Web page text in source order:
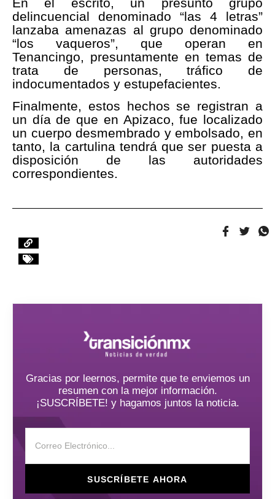
delincuencial denominado “las 4 letras”
lanzaba amenazas al grupo denominado
“los vaqueros”, que operan en
Tenancingo, presuntamente en temas de
trata de personas, tráfico de
indocumentados y estupefacientes.
Finalmente, estos hechos se registran a
un día de que en Apizaco, fue localizado
un cuerpo desmembrado y embolsado, en
tanto, la cartulina tendrá que ser puesta a
disposición de las autoridades
correspondientes.
Gracias por leernos, permite que te enviemos un
resumen con la mejor información.
¡SUSCRÍBETE! y hagamos juntos la noticia.
SUSCRÍBETE AHORA